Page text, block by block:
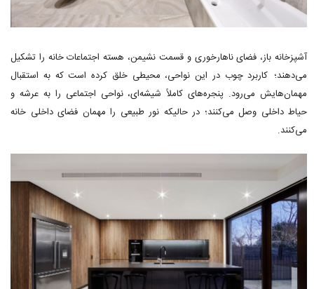
آشپزخانه باز، فضای ناهارخوری و قسمت نشیمن، هسته اجتماعات خانه را تشکیل
می‌دهند؛ کاربرد چوب در این نواحی، محیطی خلق کرده است که به استقبال
مهمان‌هایش می‌رود. پنجره‌های کاملاً شیشه‌ای، نواحی اجتماعی را به عرشه و
حیاط داخلی وصل می‌کنند؛ در حالیکه نور طبیعی را مهمان فضای داخلی خانه
می‌کنند.